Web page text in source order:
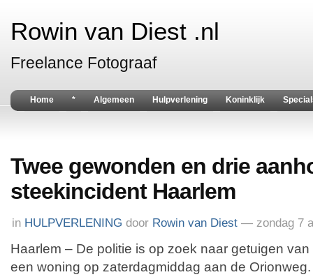
Rowin van Diest .nl
Freelance Fotograaf
Home * Algemeen Hulpverlening Koninklijk
Twee gewonden en drie
steekincident Haarlem
in HULPVERLENING door Rowin van Diest — zondag 7
Haarlem – De politie is op zoek naar getuigen
een woning op zaterdagmiddag aan de